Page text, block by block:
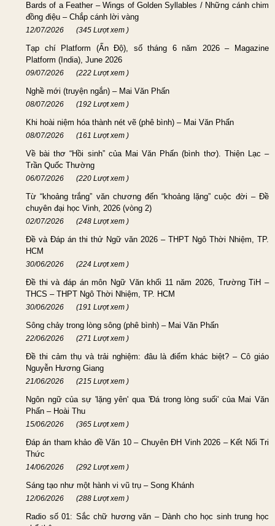
Bards of a Feather – Wings of Golden Syllables / Những cánh chim
đồng điệu – Chắp cánh lời vàng
12/07/2026 (345 Lượt xem )
Tạp chí Platform (Ấn Độ), số tháng 6 năm 2026 – Magazine
Platform (India), June 2026
09/07/2026 (222 Lượt xem )
Nghề mới (truyện ngắn) – Mai Văn Phấn
08/07/2026 (192 Lượt xem )
Khi hoài niệm hóa thành nét vẽ (phê bình) – Mai Văn Phấn
08/07/2026 (161 Lượt xem )
Về bài thơ “Hồi sinh” của Mai Văn Phấn (bình thơ). Thiện Lạc –
Trần Quốc Thường
06/07/2026 (220 Lượt xem )
Từ “khoảng trắng” văn chương đến “khoảng lặng” cuộc đời – Đề
chuyên đại học Vinh, 2026 (vòng 2)
02/07/2026 (248 Lượt xem )
Đề và Đáp án thi thử Ngữ văn 2026 – THPT Ngô Thời Nhiệm, TP.
HCM
30/06/2026 (224 Lượt xem )
Đề thi và đáp án môn Ngữ Văn khối 11 năm 2026, Trường TiH –
THCS – THPT Ngô Thời Nhiệm, TP. HCM
30/06/2026 (191 Lượt xem )
Sông chảy trong lòng sông (phê bình) – Mai Văn Phấn
22/06/2026 (271 Lượt xem )
Đề thi cảm thụ và trải nghiệm: đâu là điểm khác biệt? – Cô giáo
Nguyễn Hương Giang
21/06/2026 (215 Lượt xem )
Ngôn ngữ của sự 'lặng yên' qua 'Đá trong lòng suối' của Mai Văn
Phấn – Hoài Thu
15/06/2026 (365 Lượt xem )
Đáp án tham khảo đề Văn 10 – Chuyên ĐH Vinh 2026 – Kết Nối Tri
Thức
14/06/2026 (292 Lượt xem )
Sáng tạo như một hành vi vũ trụ – Song Khánh
12/06/2026 (288 Lượt xem )
Radio số 01: Sắc chữ hương văn – Dành cho học sinh trung học